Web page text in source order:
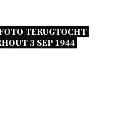
TERUGTOCHT
3 SEP 1944